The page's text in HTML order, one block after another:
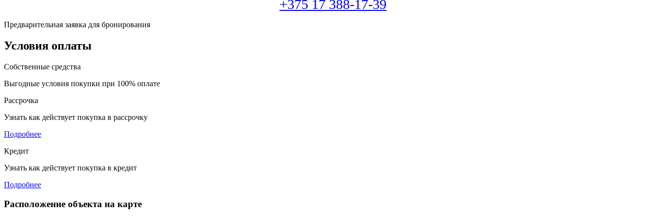
+375 17 388-17-39
Предварительная заявка для бронирования
Условия оплаты
Собственные средства
Выгодные условия покупки при 100% оплате
Рассрочка
Узнать как действует покупка в рассрочку
Подробнее
Кредит
Узнать как действует покупка в кредит
Подробнее
Расположение объекта на карте